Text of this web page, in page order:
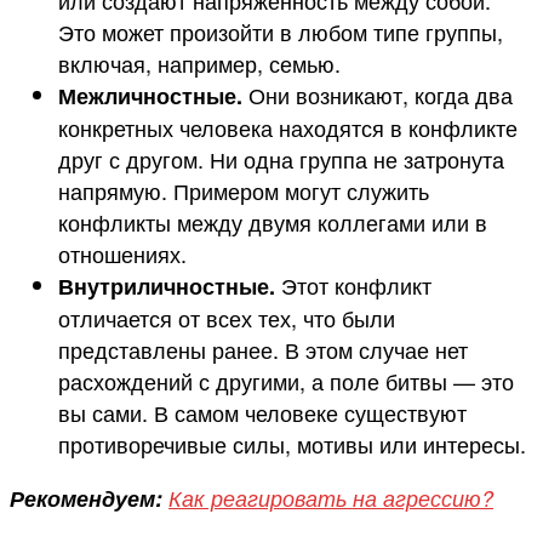
Это может произойти в любом типе группы,
включая, например, семью.
Межличностные. Они возникают, когда два
конкретных человека находятся в конфликте
друг с другом. Ни одна группа не затронута
напрямую. Примером могут служить
конфликты между двумя коллегами или в
отношениях.
Внутриличностные. Этот конфликт
отличается от всех тех, что были
представлены ранее. В этом случае нет
расхождений с другими, а поле битвы — это
вы сами. В самом человеке существуют
противоречивые силы, мотивы или интересы.
Рекомендуем: Как реагировать на агрессию?